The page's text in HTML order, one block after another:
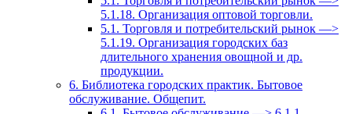
5.1.18. Организация оптовой торговли.
5.1. Торговля и потребительский рынок —>
5.1.19. Организация городских баз
длительного хранения овощной и др.
продукции.
6. Библиотека городских практик. Бытовое
обслуживание. Общепит.